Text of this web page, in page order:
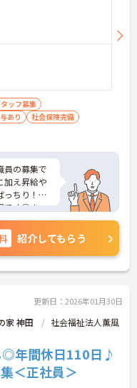
ッフ募集
あり
社会保険完備
員の募集で
加え昇給や
っちり！あ
です◎ま
定が立てや
は面接ポ
連絡くださ
紹介してもらう
更新日：2026年01月30日
家 神田
社会福祉法人薫風
◎年間休日110日♪
＜正社員＞